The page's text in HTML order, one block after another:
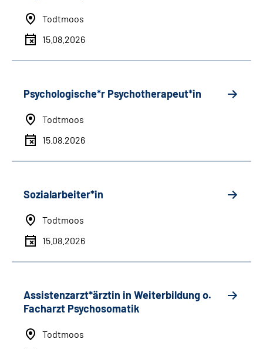
Todtmoos
15.08.2026
Psychologische*r Psychotherapeut*in
Todtmoos
15.08.2026
Sozialarbeiter*in
Todtmoos
15.08.2026
Assistenzarzt*ärztin in Weiterbildung o.
Facharzt Psychosomatik
Todtmoos